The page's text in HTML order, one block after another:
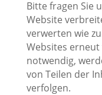
Bitte fragen Sie
Website
verwerten wie
Websites
notwendig,
von Teilen der
verfolgen.